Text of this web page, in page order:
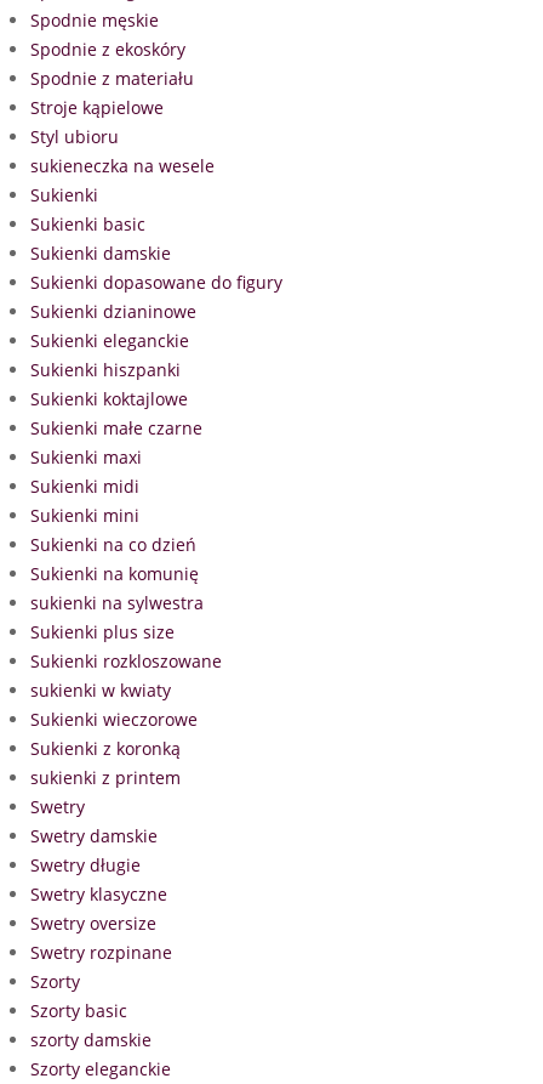
Spodnie męskie
Spodnie z ekoskóry
Spodnie z materiału
Stroje kąpielowe
Styl ubioru
sukieneczka na wesele
Sukienki
Sukienki basic
Sukienki damskie
Sukienki dopasowane do figury
Sukienki dzianinowe
Sukienki eleganckie
Sukienki hiszpanki
Sukienki koktajlowe
Sukienki małe czarne
Sukienki maxi
Sukienki midi
Sukienki mini
Sukienki na co dzień
Sukienki na komunię
sukienki na sylwestra
Sukienki plus size
Sukienki rozkloszowane
sukienki w kwiaty
Sukienki wieczorowe
Sukienki z koronką
sukienki z printem
Swetry
Swetry damskie
Swetry długie
Swetry klasyczne
Swetry oversize
Swetry rozpinane
Szorty
Szorty basic
szorty damskie
Szorty eleganckie